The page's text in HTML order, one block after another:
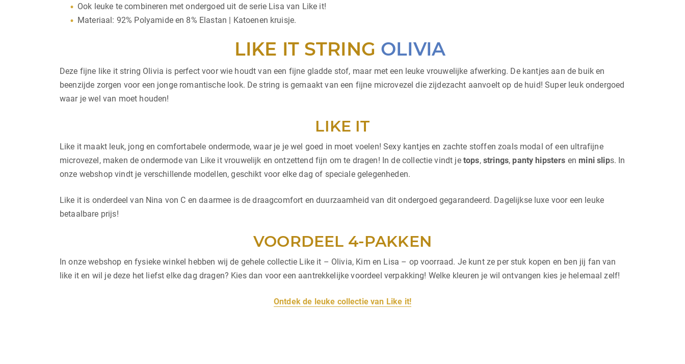
Ook leuke te combineren met ondergoed uit de serie Lisa van Like it!
Materiaal: 92% Polyamide en 8% Elastan | Katoenen kruisje.
LIKE IT STRING OLIVIA
Deze fijne like it string Olivia is perfect voor wie houdt van een fijne gladde stof, maar met een leuke vrouwelijke afwerking. De kantjes aan de buik en
beenzijde zorgen voor een jonge romantische look. De string is gemaakt van een fijne microvezel die zijdezacht aanvoelt op de huid! Super leuk ondergoed
waar je wel van moet houden!
LIKE IT
Like it maakt leuk, jong en comfortabele ondermode, waar je je wel goed in moet voelen! Sexy kantjes en zachte stoffen zoals modal of een ultrafijne
microvezel, maken de ondermode van Like it vrouwelijk en ontzettend fijn om te dragen! In de collectie vindt je tops, strings, panty hipsters en mini slips. In
onze webshop vindt je verschillende modellen, geschikt voor elke dag of speciale gelegenheden.
Like it is onderdeel van Nina von C en daarmee is de draagcomfort en duurzaamheid van dit ondergoed gegarandeerd. Dagelijkse luxe voor een leuke
betaalbare prijs!
VOORDEEL 4-PAKKEN
In onze webshop en fysieke winkel hebben wij de gehele collectie Like it – Olivia, Kim en Lisa – op voorraad. Je kunt ze per stuk kopen en ben jij fan van
like it en wil je deze het liefst elke dag dragen? Kies dan voor een aantrekkelijke voordeel verpakking! Welke kleuren je wil ontvangen kies je helemaal zelf!
Ontdek de leuke collectie van Like it!